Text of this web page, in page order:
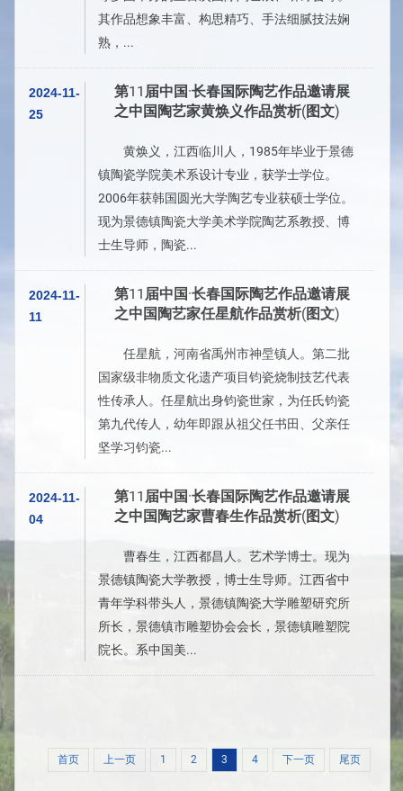
其作品想象丰富、构思精巧、手法细腻技法娴
熟，...
2024-11-
25
第11届中国·长春国际陶艺作品邀请展
之中国陶艺家黄焕义作品赏析(图文)
黄焕义，江西临川人，1985年毕业于景德
镇陶瓷学院美术系设计专业，获学士学位。
2006年获韩国圆光大学陶艺专业获硕士学位。
现为景德镇陶瓷大学美术学院陶艺系教授、博
士生导师，陶瓷...
2024-11-
11
第11届中国·长春国际陶艺作品邀请展
之中国陶艺家任星航作品赏析(图文)
任星航，河南省禹州市神垕镇人。第二批
国家级非物质文化遗产项目钧瓷烧制技艺代表
性传承人。任星航出身钧瓷世家，为任氏钧瓷
第九代传人，幼年即跟从祖父任书田、父亲任
坚学习钧瓷...
2024-11-
04
第11届中国·长春国际陶艺作品邀请展
之中国陶艺家曹春生作品赏析(图文)
曹春生，江西都昌人。艺术学博士。现为
景德镇陶瓷大学教授，博士生导师。江西省中
青年学科带头人，景德镇陶瓷大学雕塑研究所
所长，景德镇市雕塑协会会长，景德镇雕塑院
院长。系中国美...
首页 上一页 1 2 3 4 下一页 尾页